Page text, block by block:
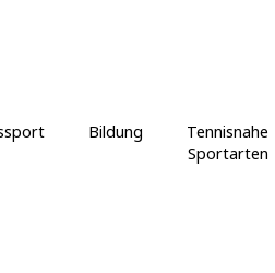
Bildung
Tennisnahe
Sportarten